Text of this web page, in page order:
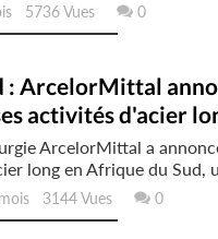
5736 Vues 0
: ArcelorMittal
activités d'acier
ArcelorMittal a
long en Afrique du Sud,
3144 Vues 0